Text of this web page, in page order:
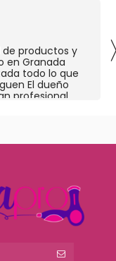
de productos y
en Granada
todo lo que
El dueño
profesional